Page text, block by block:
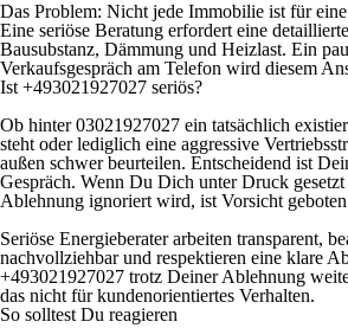
Das Problem: Nicht jede Immobilie ist für
Eine seriöse Beratung erfordert eine
Bausubstanz, Dämmung und Heizlast. Ein
Verkaufsgespräch am Telefon wird diesem
Ist +493021927027 seriös?
Ob hinter 03021927027 ein tatsächlich
steht oder lediglich eine aggressive
außen schwer beurteilen. Entscheidend ist
Gespräch. Wenn Du Dich unter Druck
Ablehnung ignoriert wird, ist Vorsicht
Seriöse Energieberater arbeiten transparent,
nachvollziehbar und respektieren eine klare
+493021927027 trotz Deiner Ablehnung
das nicht für kundenorientiertes Verhalten.
So solltest Du reagieren